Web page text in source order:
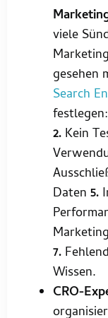
viele
gesehen
Search
festlegen:
2. Kein
Daten 5.
7.
Wissen.
CRO-